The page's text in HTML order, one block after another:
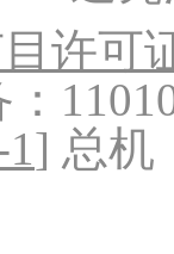
许可
] 总机